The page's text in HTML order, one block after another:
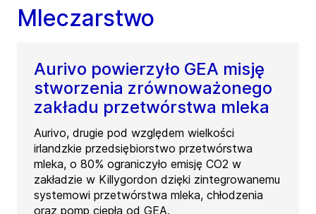
Mleczarstwo
Aurivo powierzyło GEA misję
stworzenia zrównoważonego
zakładu przetwórstwa mleka
Aurivo, drugie pod względem wielkości
irlandzkie przedsiębiorstwo przetwórstwa
mleka, o 80% ograniczyło emisję CO2 w
zakładzie w Killygordon dzięki zintegrowanemu
systemowi przetwórstwa mleka, chłodzenia
oraz pomp ciepła od GEA.